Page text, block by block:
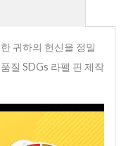
귀하의 헌신을 정밀
질 SDGs 라펠 핀 제작